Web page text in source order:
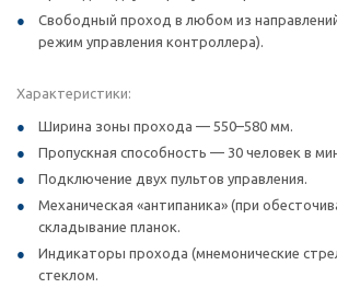
Свободный проход в любом из
режим управления контроллера).
Характеристики:
Ширина зоны прохода — 550–580 мм.
Пропускная способность — 30 человек в
Подключение двух пультов управления.
Механическая «антипаника» (при
складывание планок.
Индикаторы прохода (мнемонические
стеклом.